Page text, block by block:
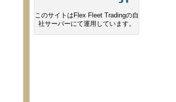
このサイトはFlex Fleet Tradingの自
社サーバーにて運用しています。